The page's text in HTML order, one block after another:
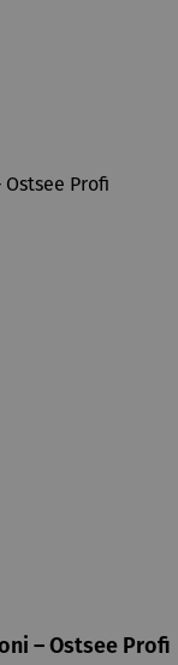
Strandkorb 2-Sitzer | Mahagoni – Ostsee Profi